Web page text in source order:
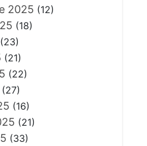
2025 (12)
(18)
(23)
(21)
(22)
(27)
(16)
(21)
(33)